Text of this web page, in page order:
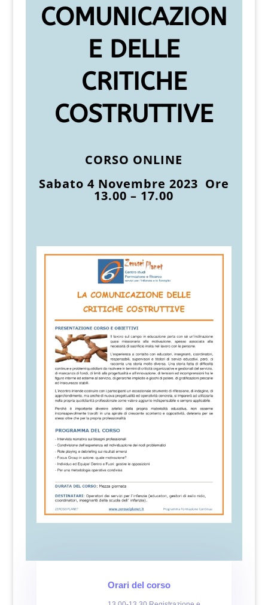
COMUNICAZION
E DELLE
CRITICHE
COSTRUTTIVE
CORSO ONLINE
Sabato 4 Novembre 2023 Ore
13.00 – 17.00
Orari del corso